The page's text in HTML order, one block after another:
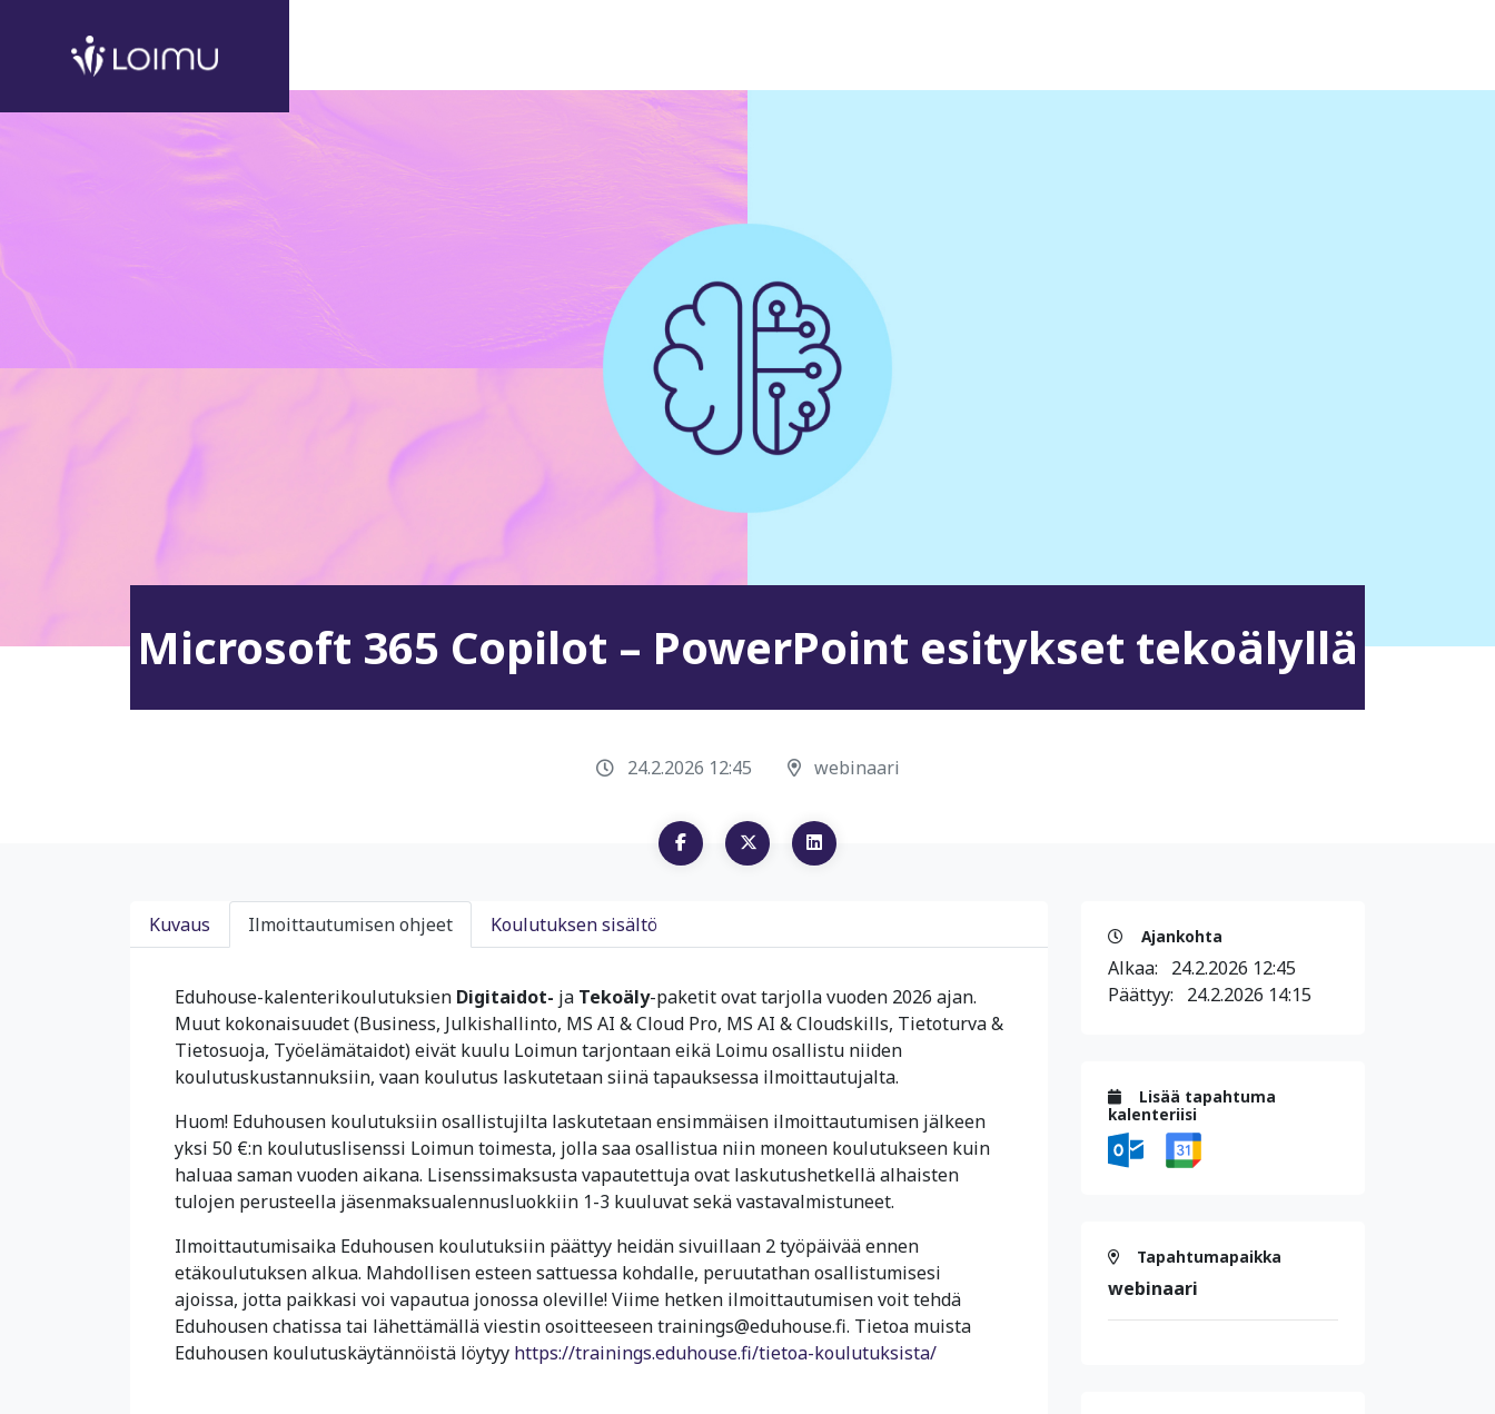
Microsoft 365 Copilot – PowerPoint esitykset tekoälyllä
24.2.2026 12:45 webinaari
Kuvaus Ilmoittautumisen ohjeet Koulutuksen sisältö
Eduhouse-kalenterikoulutuksien Digitaidot- ja Tekoäly-paketit ovat tarjolla vuoden 2026 ajan.
Muut kokonaisuudet (Business, Julkishallinto, MS AI & Cloud Pro, MS AI & Cloudskills, Tietoturva &
Tietosuoja, Työelämätaidot) eivät kuulu Loimun tarjontaan eikä Loimu osallistu niiden
koulutuskustannuksiin, vaan koulutus laskutetaan siinä tapauksessa ilmoittautujalta.
Huom! Eduhousen koulutuksiin osallistujilta laskutetaan ensimmäisen ilmoittautumisen jälkeen
yksi 50 €:n koulutuslisenssi Loimun toimesta, jolla saa osallistua niin moneen koulutukseen kuin
haluaa saman vuoden aikana. Lisenssimaksusta vapautettuja ovat laskutushetkellä alhaisten
tulojen perusteella jäsenmaksualennusluokkiin 1-3 kuuluvat sekä vastavalmistuneet.
Ilmoittautumisaika Eduhousen koulutuksiin päättyy heidän sivuillaan 2 työpäivää ennen
etäkoulutuksen alkua. Mahdollisen esteen sattuessa kohdalle, peruutathan osallistumisesi
ajoissa, jotta paikkasi voi vapautua jonossa oleville! Viime hetken ilmoittautumisen voit tehdä
Eduhousen chatissa tai lähettämällä viestin osoitteeseen trainings@eduhouse.fi. Tietoa muista
Eduhousen koulutuskäytännöistä löytyy https://trainings.eduhouse.fi/tietoa-koulutuksista/
Ajankohta
Alkaa: 24.2.2026 12:45
Päättyy: 24.2.2026 14:15
Lisää tapahtuma
kalenteriisi
Tapahtumapaikka
webinaari